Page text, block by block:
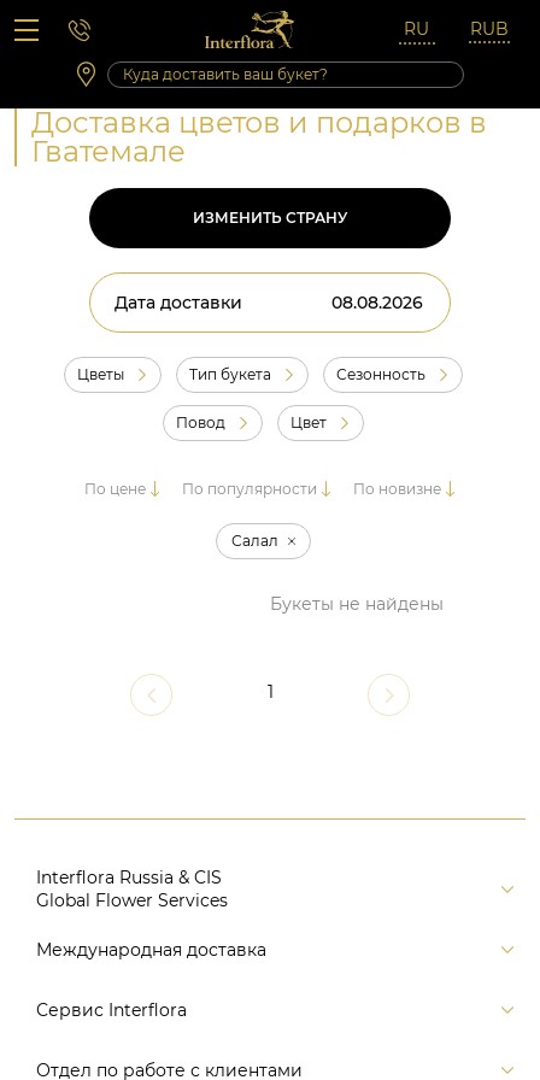
Вопросы-ответы
Сб 10:00 ‐ 14:00
Выходные и праздничные дни
Доставка цветов и подарков в
Гватемале
ИЗМЕНИТЬ СТРАНУ
Дата доставки
Цветы Тип букета Сезонность
Повод Цвет
По цене По популярности По новизне
Салал
Букеты не найдены
1
Interflora Russia & CIS
Global Flower Services
Версия для печати
Поиск
Международная доставка
Россия
Сервис Interflora
Заказ и оплата
Отдел по работе с клиентами